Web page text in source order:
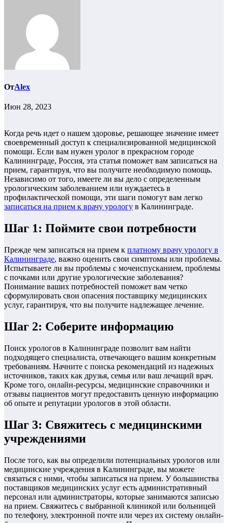
ОтAlex
Июн 28, 2023
Когда речь идет о нашем здоровье, решающее значение имеет
своевременный доступ к специализированной медицинской
помощи. Если вам нужен уролог в прекрасном городе
Калининграде, Россия, эта статья поможет вам записаться на
прием, гарантируя, что вы получите необходимую помощь.
Независимо от того, имеете ли вы дело с определенным
урологическим заболеванием или нуждаетесь в
профилактической помощи, эти шаги помогут вам легко
записаться на прием к врачу урологу в Калининграде.
Шаг 1: Поймите свои потребности
Прежде чем записаться на прием к платному врачу урологу в
Калининграде, важно оценить свои симптомы или проблемы.
Испытываете ли вы проблемы с мочеиспусканием, проблемы
с почками или другие урологические заболевания?
Понимание ваших потребностей поможет вам четко
сформулировать свои опасения поставщику медицинских
услуг, гарантируя, что вы получите надлежащее лечение.
Шаг 2: Соберите информацию
Поиск урологов в Калининграде позволит вам найти
подходящего специалиста, отвечающего вашим конкретным
требованиям. Начните с поиска рекомендаций из надежных
источников, таких как друзья, семья или ваш лечащий врач.
Кроме того, онлайн-ресурсы, медицинские справочники и
отзывы пациентов могут предоставить ценную информацию
об опыте и репутации урологов в этой области.
Шаг 3: Свяжитесь с медицинскими
учреждениями
После того, как вы определили потенциальных урологов или
медицинские учреждения в Калининграде, вы можете
связаться с ними, чтобы записаться на прием. У большинства
поставщиков медицинских услуг есть административный
персонал или администраторы, которые занимаются записью
на прием. Свяжитесь с выбранной клиникой или больницей
по телефону, электронной почте или через их систему онлайн-